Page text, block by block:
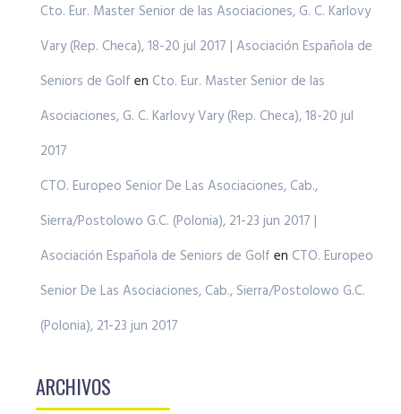
Cto. Eur. Master Senior de las Asociaciones, G. C. Karlovy
Vary (Rep. Checa), 18-20 jul 2017 | Asociación Española de
Seniors de Golf en Cto. Eur. Master Senior de las
Asociaciones, G. C. Karlovy Vary (Rep. Checa), 18-20 jul
2017
CTO. Europeo Senior De Las Asociaciones, Cab.,
Sierra/Postolowo G.C. (Polonia), 21-23 jun 2017 |
Asociación Española de Seniors de Golf en CTO. Europeo
Senior De Las Asociaciones, Cab., Sierra/Postolowo G.C.
(Polonia), 21-23 jun 2017
ARCHIVOS